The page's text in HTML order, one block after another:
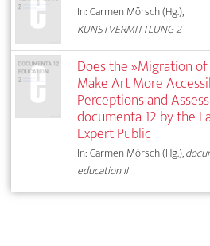
In: Carmen Mörsch (Hg.),
KUNSTVERMITTLUNG 2
Does the »Migration
Make Art More
Perceptions and
documenta 12 by the
Expert Public
In: Carmen Mörsch (Hg.),
education II